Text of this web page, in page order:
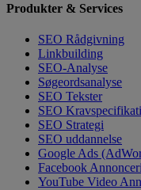
Produkter & Services
SEO Rådgivning
Linkbuilding
SEO-Analyse
Søgeordsanalyse
SEO Tekster
SEO
SEO Strategi
SEO uddannelse
Google Ads
Facebook
YouTube Video